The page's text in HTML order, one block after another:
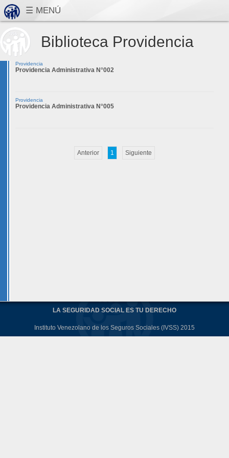
Biblioteca Providencia
Providencia
Providencia Administrativa N°002
Providencia
Providencia Administrativa N°005
Anterior 1 Siguiente
LA SEGURIDAD SOCIAL ES TU DERECHO
Instituto Venezolano de los Seguros Sociales (IVSS) 2015